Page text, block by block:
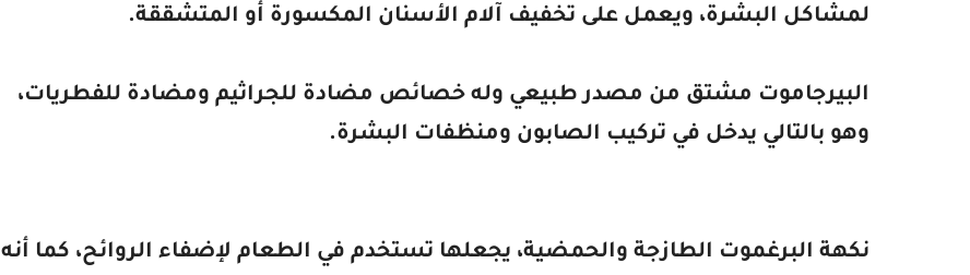
لمشاكل البشرة، ويعمل على تخفيف آلام الأسنان المكسورة أو المتشققة.
البيرجاموت مشتق من مصدر طبيعي وله خصائص مضادة للجراثيم ومضادة للفطريات،
وهو بالتالي يدخل في تركيب الصابون ومنظفات البشرة.
نكهة البرغموت الطازجة والحمضية، يجعلها تستخدم في الطعام لإضفاء الروائح، كما أنه